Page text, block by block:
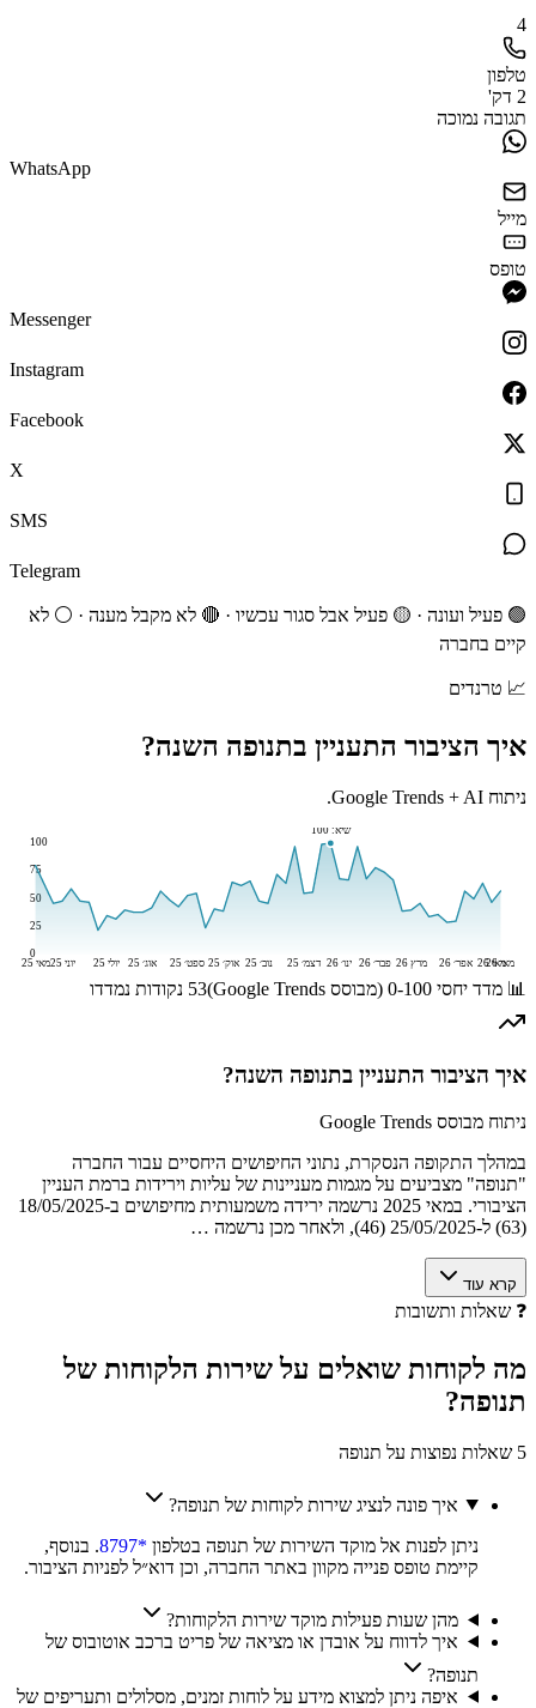
4
טלפון
2 דק'
תגובה נמוכה
WhatsApp
מייל
טופס
Messenger
Instagram
Facebook
X
SMS
Telegram
🟢 פעיל ועונה · 🟡 פעיל אבל סגור עכשיו · 🔴 לא מקבל מענה · ⚪ לא
קיים בחברה
📈 טרנדים
איך הציבור התעניין בתנופה השנה?
ניתוח Google Trends + AI.
0
25
50
75
100
שיא:100
מאי 25 יוני 25 יולי 25 אוג׳ 25 ספט׳ 25 אוק׳ 25 נוב׳ 25 דצמ׳ 25 ינו׳ 26 פבר׳ 26 מרץ 26 אפר׳ 26 מאי 26מאי 26
📊 מדד יחסי 0-100 (מבוסס Google Trends) 53 נקודות נמדדו
איך הציבור התעניין בתנופה השנה?
ניתוח מבוסס Google Trends
במהלך התקופה הנסקרת, נתוני החיפושים היחסיים עבור החברה
"תנופה" מצביעים על מגמות מעניינות של עליות וירידות ברמת העניין
הציבורי. במאי 2025 נרשמה ירידה משמעותית מחיפושים ב-18/05/2025
(63) ל-25/05/2025 (46), ולאחר מכן נרשמה …
קרא עוד
❓ שאלות ותשובות
מה לקוחות שואלים על שירות הלקוחות של
תנופה?
5 שאלות נפוצות על תנופה
איך פונה לנציג שירות לקוחות של תנופה?
ניתן לפנות אל מוקד השירות של תנופה בטלפון *8797
. בנוסף,
קיימת טופס פנייה מקוון באתר החברה, וכן דוא״ל לפניות הציבור.
מהן שעות פעילות מוקד שירות הלקוחות?
איך לדווח על אובדן או מציאה של פריט ברכב אוטובוס של
תנופה?
איפה ניתן למצוא מידע על לוחות זמנים, מסלולים ותעריפים של